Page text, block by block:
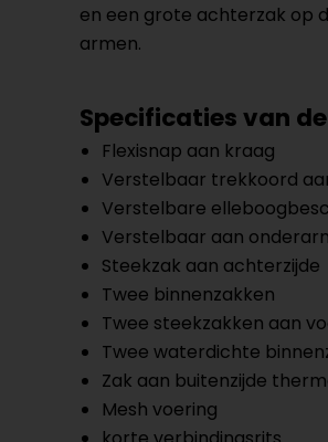
en een grote achterzak op
armen.
Specificaties van de
Flexisnap aan kraag
Verstelbaar trekkoord
Verstelbare
Verstelbaar aan
Steekzak aan achterzijde
Twee binnenzakken
Twee steekzakken aan
Twee waterdichte
Zak aan buitenzijde
Mesh voering